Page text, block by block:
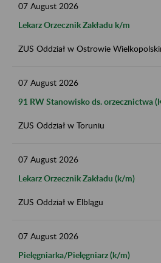
07 August 2026
Lekarz Orzecznik Zakładu k/m
ZUS Oddział w Ostrowie
07 August 2026
91 RW Stanowisko ds. orzecznictwa
ZUS Oddział w Toruniu
07 August 2026
Lekarz Orzecznik Zakładu (k/m)
ZUS Oddział w Elblągu
07 August 2026
Pielęgniarka/Pielęgniarz (k/m)